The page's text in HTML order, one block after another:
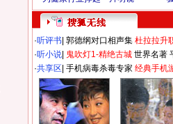
·听评书 郭德纲对口相声集 杜拉拉升
·听小说 鬼吹灯1-精绝古城 世界名著
·共享区 手机病毒杀毒专家 经典手机